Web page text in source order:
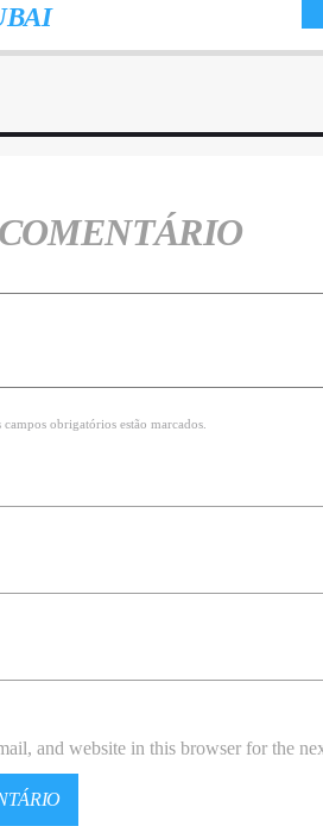
obrigatórios estão marcados.
and website in this browser for the